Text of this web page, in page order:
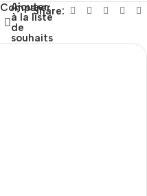
Comparer
Ajouter
à la liste
de
souhaits
Share: